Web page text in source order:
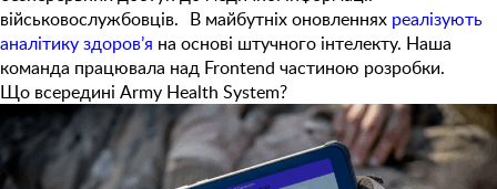
військовослужбовців. В майбутніх оновленнях реалізують
аналітику здоров’я на основі штучного інтелекту. Наша
команда працювала над Frontend частиною розробки.
Що всередині Army Health System?